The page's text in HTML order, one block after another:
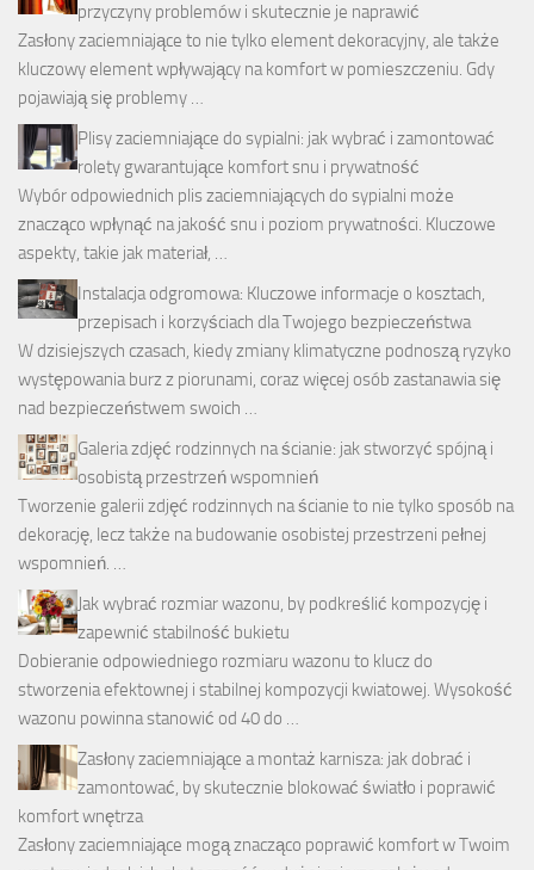
przyczyny problemów i skutecznie je naprawić
Zasłony zaciemniające to nie tylko element dekoracyjny, ale także
kluczowy element wpływający na komfort w pomieszczeniu. Gdy
pojawiają się problemy …
Plisy zaciemniające do sypialni: jak wybrać i zamontować
rolety gwarantujące komfort snu i prywatność
Wybór odpowiednich plis zaciemniających do sypialni może
znacząco wpłynąć na jakość snu i poziom prywatności. Kluczowe
aspekty, takie jak materiał, …
Instalacja odgromowa: Kluczowe informacje o kosztach,
przepisach i korzyściach dla Twojego bezpieczeństwa
W dzisiejszych czasach, kiedy zmiany klimatyczne podnoszą ryzyko
występowania burz z piorunami, coraz więcej osób zastanawia się
nad bezpieczeństwem swoich …
Galeria zdjęć rodzinnych na ścianie: jak stworzyć spójną i
osobistą przestrzeń wspomnień
Tworzenie galerii zdjęć rodzinnych na ścianie to nie tylko sposób na
dekorację, lecz także na budowanie osobistej przestrzeni pełnej
wspomnień. …
Jak wybrać rozmiar wazonu, by podkreślić kompozycję i
zapewnić stabilność bukietu
Dobieranie odpowiedniego rozmiaru wazonu to klucz do
stworzenia efektownej i stabilnej kompozycji kwiatowej. Wysokość
wazonu powinna stanowić od 40 do …
Zasłony zaciemniające a montaż karnisza: jak dobrać i
zamontować, by skutecznie blokować światło i poprawić
komfort wnętrza
Zasłony zaciemniające mogą znacząco poprawić komfort w Twoim